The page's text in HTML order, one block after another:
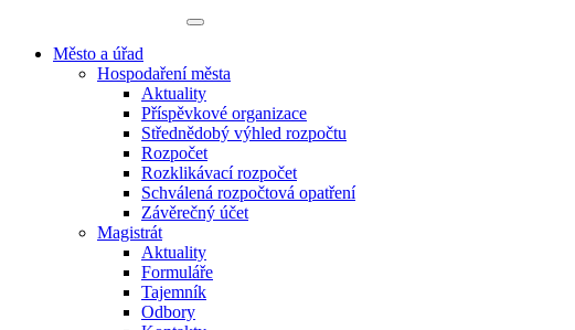
Město a úřad
Hospodaření města
Aktuality
Příspěvkové organizace
Střednědobý výhled rozpočtu
Rozpočet
Rozklikávací rozpočet
Schválená rozpočtová opatření
Závěrečný účet
Magistrát
Aktuality
Formuláře
Tajemník
Odbory